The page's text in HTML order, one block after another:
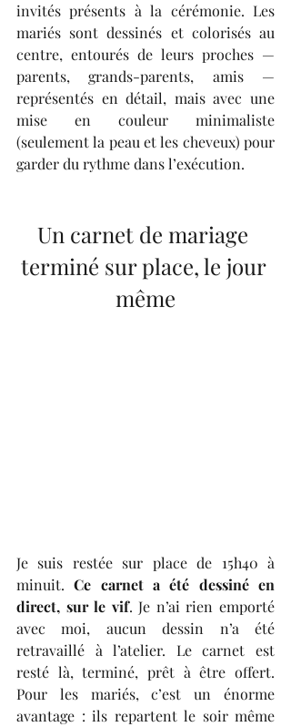
invités présents à la cérémonie. Les
mariés sont dessinés et colorisés au
centre, entourés de leurs proches —
parents, grands-parents, amis —
représentés en détail, mais avec une
mise en couleur minimaliste
(seulement la peau et les cheveux) pour
garder du rythme dans l’exécution.
Un carnet de mariage
terminé sur place, le jour
même
Je suis restée sur place de 15h40 à
minuit. Ce carnet a été dessiné en
direct, sur le vif. Je n’ai rien emporté
avec moi, aucun dessin n’a été
retravaillé à l’atelier. Le carnet est
resté là, terminé, prêt à être offert.
Pour les mariés, c’est un énorme
avantage : ils repartent le soir même